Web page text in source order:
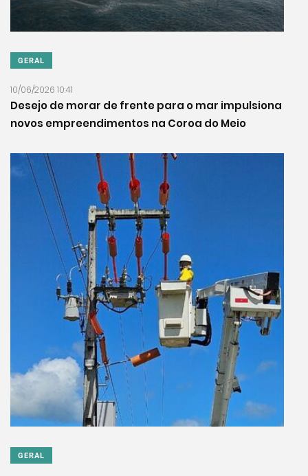
GERAL
10/06/2026 10:41
Desejo de morar de frente para o mar impulsiona
novos empreendimentos na Coroa do Meio
GERAL